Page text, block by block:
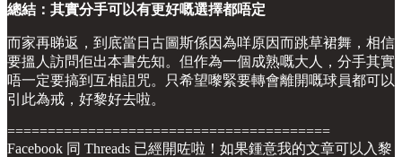
總結：其實分手可以有更好嘅選擇都唔定
而家再睇返，到底當日古圖斯係因為咩原因而跳草裙舞，相信
要搵人訪問佢出本書先知。但作為一個成熟嘅大人，分手其實
唔一定要搞到互相詛咒。只希望嚟緊要轉會離開嘅球員都可以
引此為戒，好黎好去啦。
========================================
Facebook 同 Threads 已經開咗啦！如果鍾意我的文章可以入黎